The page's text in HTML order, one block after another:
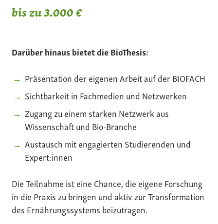
bis zu 3.000 €
Darüber hinaus bietet die BioThesis:
Präsentation der eigenen Arbeit auf der BIOFACH
Sichtbarkeit in Fachmedien und Netzwerken
Zugang zu einem starken Netzwerk aus
Wissenschaft und Bio-Branche
Austausch mit engagierten Studierenden und
Expert:innen
Die Teilnahme ist eine Chance, die eigene Forschung
in die Praxis zu bringen und aktiv zur Transformation
des Ernährungssystems beizutragen.